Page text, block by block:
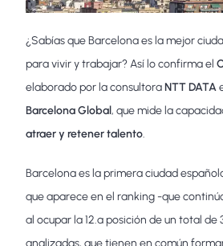
¿Sabías que Barcelona es la mejor
para vivir y trabajar? Así lo confirma el
elaborado por la consultoraNTT DATA
Barcelona Global, que mide la
atraer y retener talento.
Barcelona es la primera ciudad
que aparece en el ranking -que
al ocupar la 12.ª posición de un total de